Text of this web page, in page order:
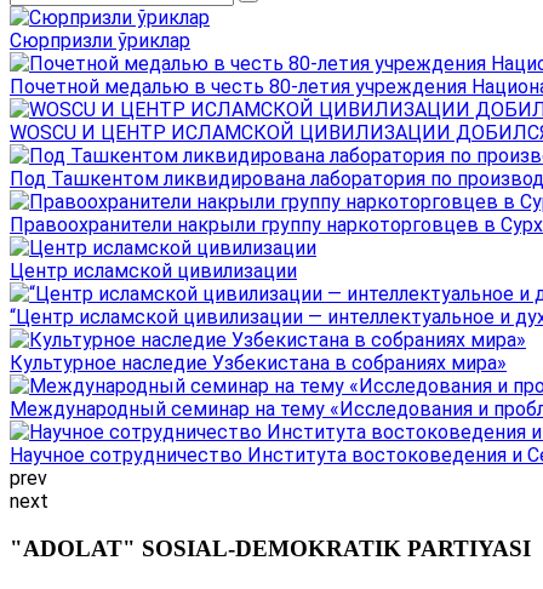
Сюрпризли ўриклар
Почетной медалью в честь 80-летия учреждения
WOSCU И ЦЕНТР ИСЛАМСКОЙ ЦИВИЛИЗАЦИИ
Под Ташкентом ликвидирована лаборатория по
Правоохранители накрыли группу наркоторговцев в
Центр исламской цивилизации
“Центр исламской цивилизации — интеллектуальное и
Культурное наследие Узбекистана в собраниях мира»
Международный семинар на тему «Исследования и
Научное сотрудничество Института востоковедения и
prev
next
"ADOLAT" SOSIAL-DEMOKRATIK PARTIYASI